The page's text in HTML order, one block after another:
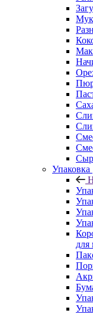
Мак
Упаковка
для